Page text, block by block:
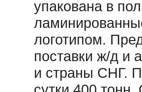
упакована в
логотипом.
поставки ж/д и
и страны СНГ.